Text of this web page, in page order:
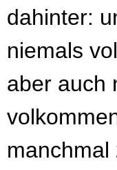
dahinter:
niemals
aber auch
manchmal